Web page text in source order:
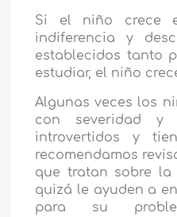
Si el niño crece
indiferencia y
establecidos tanto
estudiar, el niño
Algunas veces los
con severidad y
introvertidos y
recomendamos
que tratan sobre
quizá le ayuden a
para su